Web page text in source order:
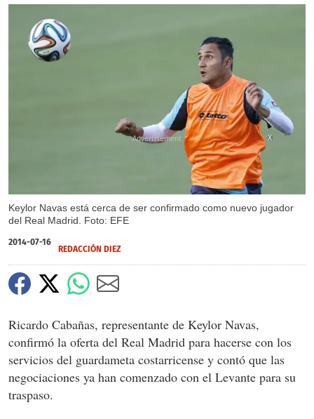
Keylor Navas está cerca de ser confirmado como nuevo jugador
del Real Madrid. Foto: EFE
X
2014-07-16
REDACCIÓN DIEZ
Ricardo Cabañas, representante de Keylor Navas,
confirmó la oferta del Real Madrid para hacerse con los
servicios del guardameta costarricense y contó que las
negociaciones ya han comenzado con el Levante para su
traspaso.